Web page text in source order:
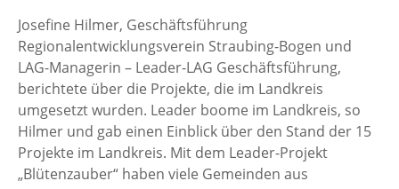
Josefine Hilmer, Geschäftsführung
Regionalentwicklungsverein Straubing-Bogen und
LAG-Managerin – Leader-LAG Geschäftsführung,
berichtete über die Projekte, die im Landkreis
umgesetzt wurden. Leader boome im Landkreis, so
Hilmer und gab einen Einblick über den Stand der 15
Projekte im Landkreis. Mit dem Leader-Projekt
„Blütenzauber“ haben viele Gemeinden aus